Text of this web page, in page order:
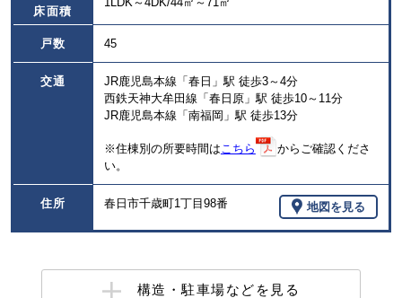
床面積
戸数 45
交通
JR鹿児島本線「春日」駅 徒歩3～4分
西鉄天神大牟田線「春日原」駅 徒歩10～11分
JR鹿児島本線「南福岡」駅 徒歩13分
※住棟別の所要時間は こちら
からご確認くださ
い。
住所 春日市千歳町1丁目98番 地図を見る
構造・駐車場などを見る